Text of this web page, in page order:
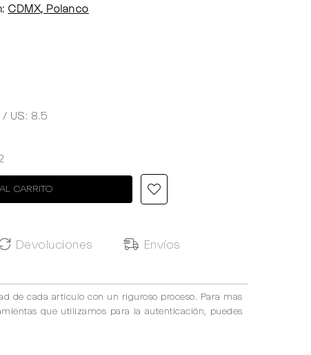
CDMX, Polanco
/ US: 8.5
CARRITO
Devoluciones
Envíos
de cada artículo con un riguroso proceso. Para mas
que utilizamos para la autenticación, puedes